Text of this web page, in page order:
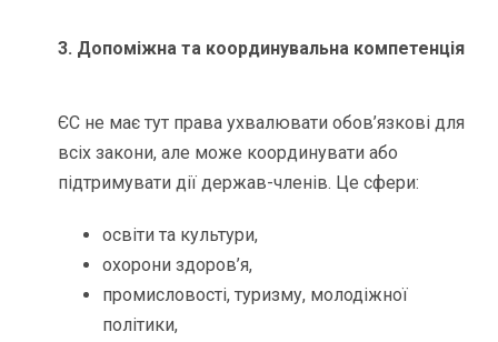
3. Допоміжна та координувальна компетенція
ЄС не має тут права ухвалювати обов’язкові для
всіх закони, але може координувати або
підтримувати дії держав-членів. Це сфери:
освіти та культури,
охорони здоров’я,
промисловості, туризму, молодіжної
політики,